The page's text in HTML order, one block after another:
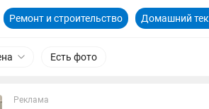
Ремонт и строительство Домашний
Есть фото
Реклама